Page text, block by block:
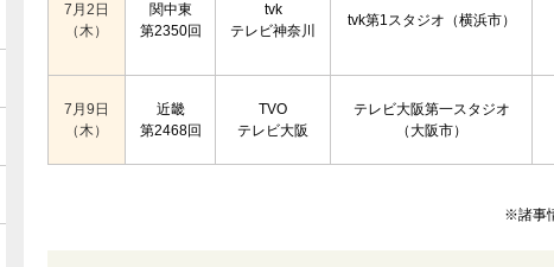
ナンバーズ3
クイックワン
ネット購入が初めての方へ
7月2日
（木）
関中東
第2350回
tvk
テレビ神奈川
tvk第1スタジオ（横浜市）
7月9日
（木）
近畿
第2468回
TVO
テレビ大阪
テレビ大阪第一スタジオ
（大阪市）
※諸事